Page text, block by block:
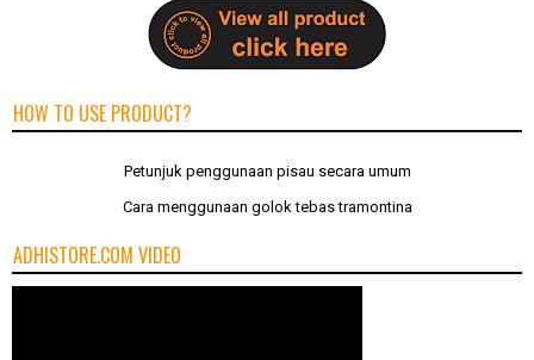
HOW TO USE PRODUCT?
Petunjuk penggunaan pisau secara umum
Cara menggunaan golok tebas tramontina
ADHISTORE.COM VIDEO